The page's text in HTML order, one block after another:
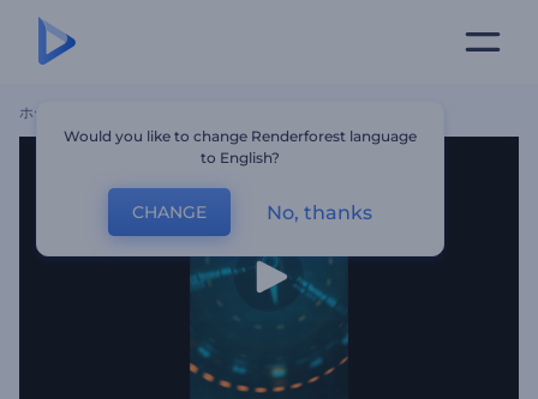
ホーム
Would you like to change Renderforest language
to English?
CHANGE No, thanks